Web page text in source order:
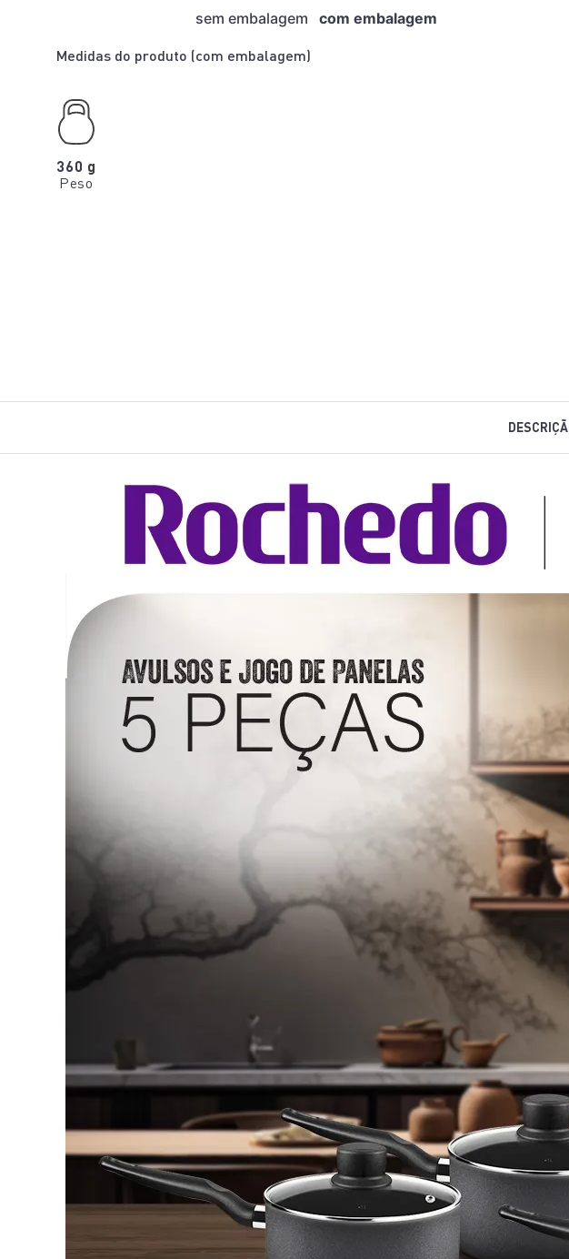
Medidas do produto (com embalagem)
sem embalagem com embalagem
360 g
Peso